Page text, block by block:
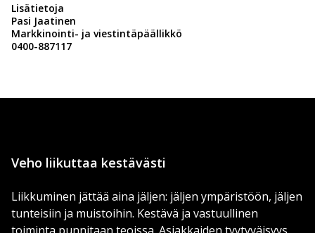
Lisätietoja
Pasi Jaatinen
Markkinointi- ja viestintäpäällikkö
0400-887117
Veho liikuttaa kestävästi
Liikkuminen jättää aina jäljen: jäljen ympäristöön, jäljen
tunteisiin ja muistoihin. Kestävä ja vastuullinen